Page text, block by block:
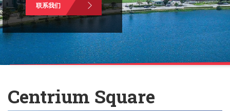
招聘
联系我们
联系我们
Centrium Square